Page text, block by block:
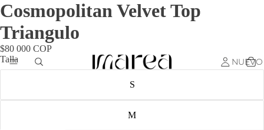
NUEVO
Cosmopolitan Velvet Top
Triangulo
$80 000 COP
Talla
S
M